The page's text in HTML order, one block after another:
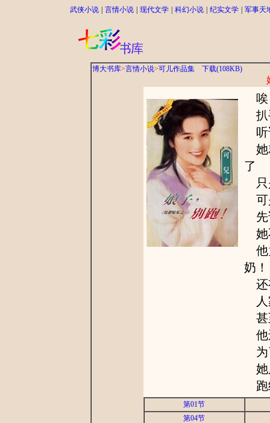
武侠小说 言情小说 现代文学 科幻小说 纪实文学 军事天
博大书库>言情小说>可儿作品集 下载(108KB)
唉
扒
听
她
了
只
可
先
她
他
奶！
还
人
甚
他
为
她
跑
第01节
第04节